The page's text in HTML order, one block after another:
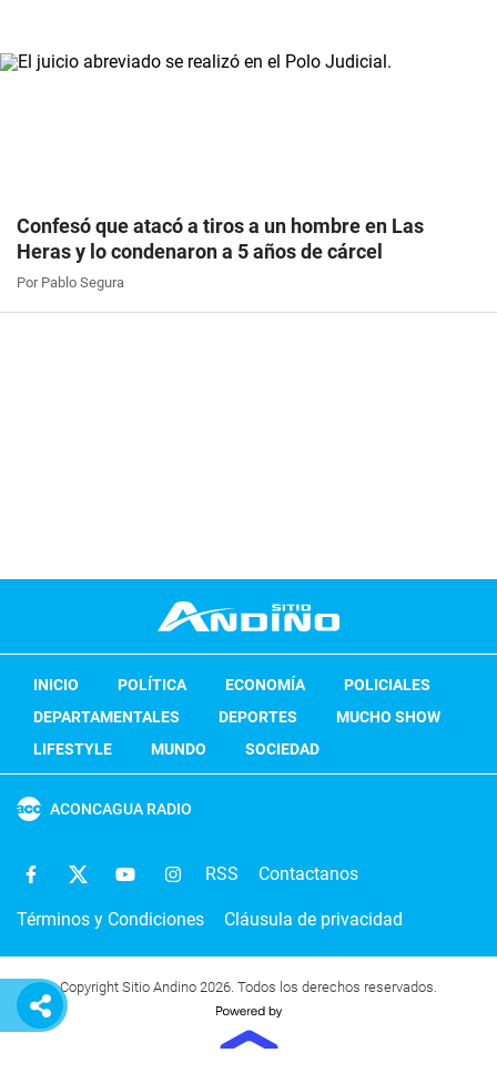
Confesó que atacó a tiros a un hombre en Las
Heras y lo condenaron a 5 años de cárcel
Por Pablo Segura
INICIO POLÍTICA ECONOMÍA
POLICIALES
DEPARTAMENTALES
DEPORTES
MUCHO SHOW
LIFESTYLE
MUNDO SOCIEDAD
ACONCAGUA RADIO
RSS Contactanos
Términos y Condiciones Cláusula de privacidad
Copyright Sitio Andino 2026. Todos los derechos reservados.